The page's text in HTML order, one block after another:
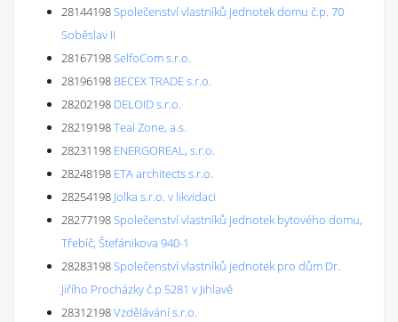
28144198Společenství vlastníků jednotek domu č.p. 70
Soběslav II
28167198SelfoCom s.r.o.
28196198 BECEX TRADE s.r.o.
28202198 DELOID s.r.o.
28219198Teal Zone, a.s.
28231198 ENERGOREAL, s.r.o.
28248198 ETA architects s.r.o.
28254198 Jolka s.r.o. v likvidaci
28277198Společenství vlastníků jednotek bytového domu,
Třebíč, Štefánikova 940-1
28283198Společenství vlastníků jednotek pro dům Dr.
Jiřího Procházky č.p 5281 v Jihlavě
28312198Vzdělávání s.r.o.